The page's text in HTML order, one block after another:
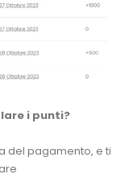
i punti?
del pagamento, e ti